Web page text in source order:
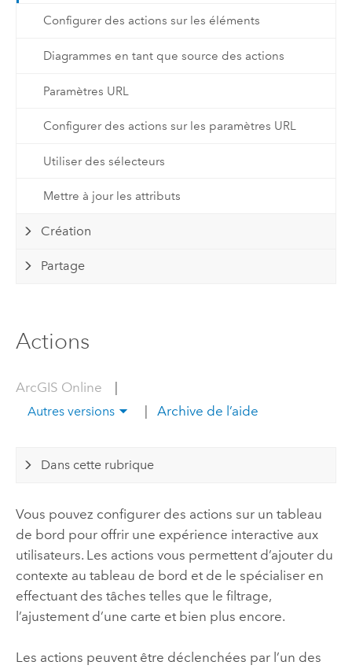
Configurer des actions sur les éléments
Diagrammes en tant que source des actions
Paramètres URL
Configurer des actions sur les paramètres URL
Utiliser des sélecteurs
Mettre à jour les attributs
Création
Partage
Actions
ArcGIS Online
Autres versions Archive de l’aide
Dans cette rubrique
Vous pouvez configurer des actions sur un tableau
de bord pour offrir une expérience interactive aux
utilisateurs. Les actions vous permettent d’ajouter du
contexte au tableau de bord et de le spécialiser en
effectuant des tâches telles que le filtrage,
l’ajustement d’une carte et bien plus encore.
Les actions peuvent être déclenchées par l’un des